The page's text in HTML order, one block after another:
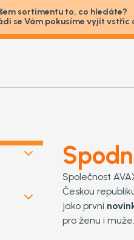
sortimentu to, co hledáte?
se Vám pokusíme vyjít
Společnost
Českou
jako první
pro ženu i muže.